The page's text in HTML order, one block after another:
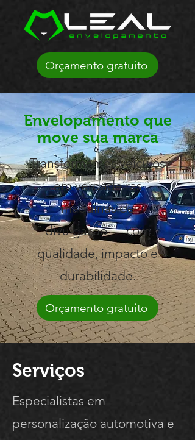
Orçamento gratuito
Envelopamento que
move sua marca
Transformamos veículos
em verdadeiras
máquinas de
divulgação — com
qualidade, impacto e
durabilidade.
Orçamento gratuito
Serviços
Especialistas em
personalização automotiva e